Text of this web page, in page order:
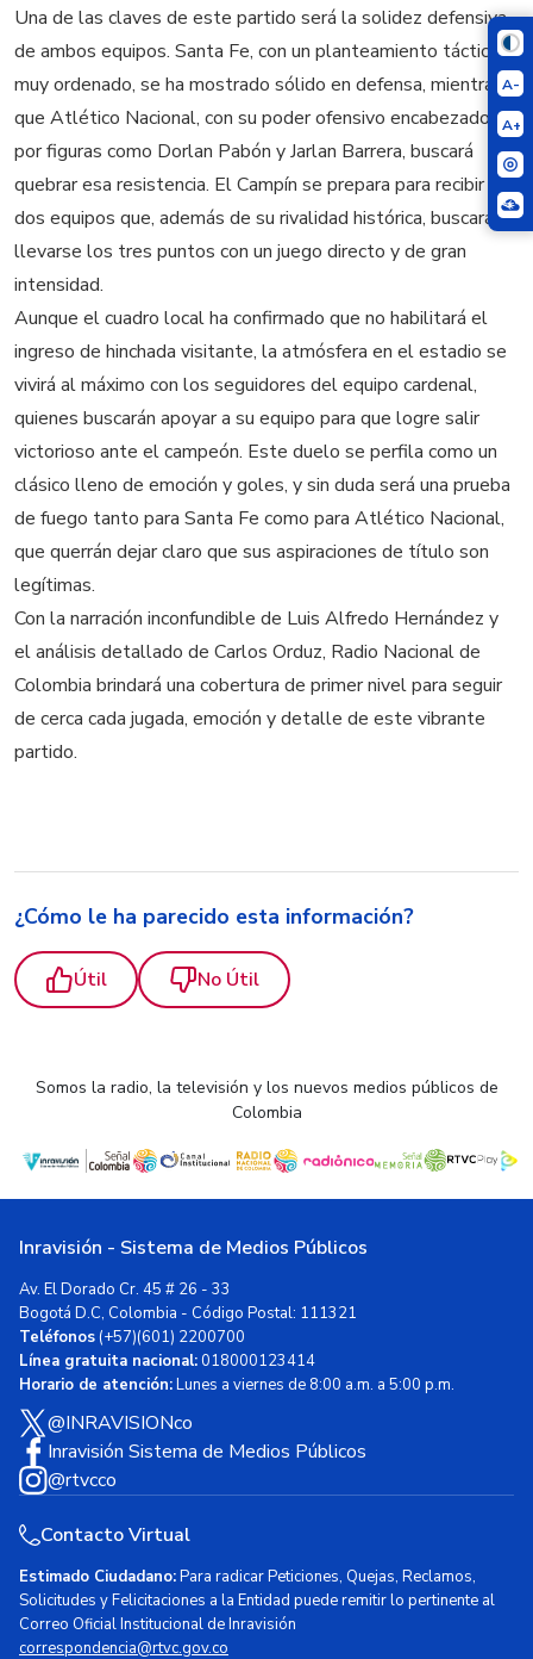
A-
A+
Una de las claves de este partido será la solidez defensiva
de ambos equipos. Santa Fe, con un planteamiento táctico
muy ordenado, se ha mostrado sólido en defensa, mientras
que Atlético Nacional, con su poder ofensivo encabezado
por figuras como Dorlan Pabón y Jarlan Barrera, buscará
quebrar esa resistencia. El Campín se prepara para recibir a
dos equipos que, además de su rivalidad histórica, buscarán
llevarse los tres puntos con un juego directo y de gran
intensidad.
Aunque el cuadro local ha confirmado que no habilitará el
ingreso de hinchada visitante, la atmósfera en el estadio se
vivirá al máximo con los seguidores del equipo cardenal,
quienes buscarán apoyar a su equipo para que logre salir
victorioso ante el campeón. Este duelo se perfila como un
clásico lleno de emoción y goles, y sin duda será una prueba
de fuego tanto para Santa Fe como para Atlético Nacional,
que querrán dejar claro que sus aspiraciones de título son
legítimas.
Con la narración inconfundible de Luis Alfredo Hernández y
el análisis detallado de Carlos Orduz, Radio Nacional de
Colombia brindará una cobertura de primer nivel para seguir
de cerca cada jugada, emoción y detalle de este vibrante
partido.
¿Cómo le ha parecido esta información?
Útil No Útil
Somos la radio, la televisión y los nuevos medios públicos de
Colombia
Inravisión - Sistema de Medios Públicos
Av. El Dorado Cr. 45 # 26 - 33
Bogotá D.C, Colombia - Código Postal: 111321
Teléfonos(+57)(601) 2200700
Línea gratuita nacional:018000123414
Horario de atención:Lunes a viernes de 8:00 a.m. a 5:00 p.m.
@INRAVISIONco
Inravisión Sistema de Medios Públicos
@rtvcco
Contacto Virtual
Estimado Ciudadano:Para radicar Peticiones, Quejas, Reclamos,
Solicitudes y Felicitaciones a la Entidad puede remitir lo pertinente al
Correo Oficial Institucional de Inravisión
correspondencia@rtvc.gov.co